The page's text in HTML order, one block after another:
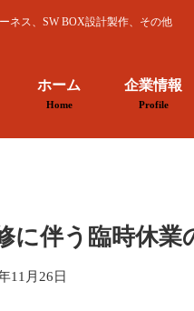
ネス、SW BOX設計製作、その他
ホーム
Home
企業情報
Profile
に伴う臨時休業
11月26日